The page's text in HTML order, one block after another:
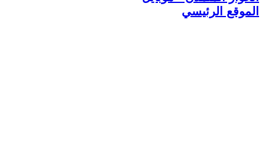
الموقع الرئيسي